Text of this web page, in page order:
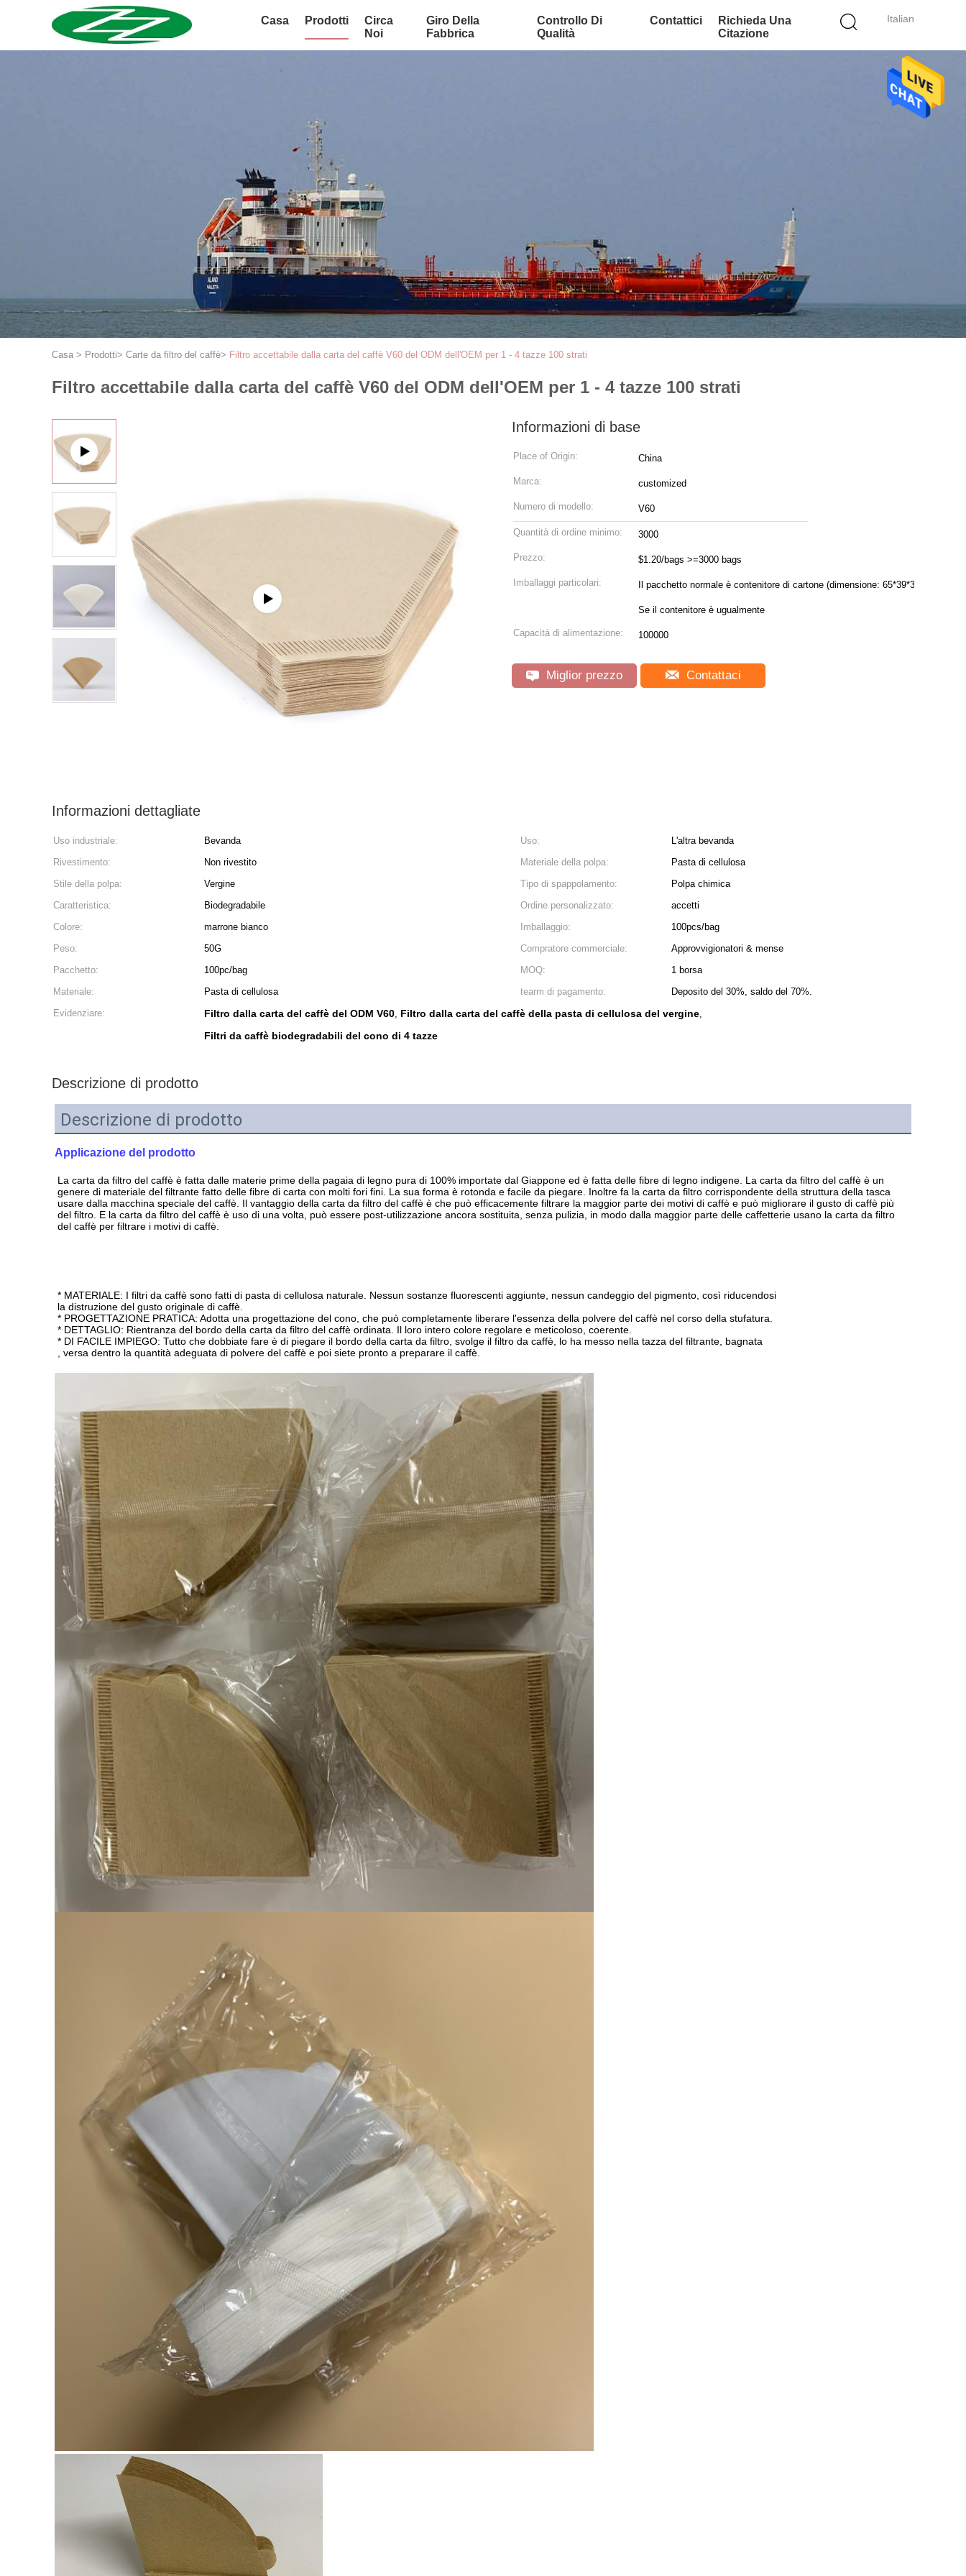
Italian
Casa Prodotti
Circa
Noi
Giro Della
Fabbrica
Controllo Di
Qualità
Contattici
Richieda Una
Citazione
Casa > Prodotti> Carte da filtro del caffè> Filtro accettabile dalla carta del caffè V60 del ODM dell'OEM per 1 - 4 tazze 100 strati
Filtro accettabile dalla carta del caffè V60 del ODM dell'OEM per 1 - 4 tazze 100 strati
Informazioni di base
Place of Origin: China
Marca: customized
Numero di modello: V60
Quantità di ordine minimo: 3000
Prezzo: $1.20/bags >=3000 bags
Imballaggi particolari: Il pacchetto normale è contenitore di cartone (dimensione: 65*39*39).
Se il contenitore è ugualmente
Capacità di alimentazione: 100000
Miglior prezzo Contattaci
Informazioni dettagliate
Uso industriale: Bevanda Uso:
L'altra bevanda
Rivestimento:
Non rivestito Materiale della polpa:
Pasta di cellulosa
Stile della polpa:
Vergine Tipo di spappolamento:
Polpa chimica
Caratteristica:
Biodegradabile Ordine personalizzato:
accetti
Colore:
marrone bianco Imballaggio:
100pcs/bag
Peso:
50G Compratore commerciale:
Approvvigionatori & mense
Pacchetto:
100pc/bag MOQ:
1 borsa
Materiale:
Pasta di cellulosa tearm di pagamento:
Deposito del 30%, saldo del 70%.
Evidenziare:
Filtro dalla carta del caffè del ODM V60, Filtro dalla carta del caffè della pasta di cellulosa del vergine,
Filtri da caffè biodegradabili del cono di 4 tazze
Descrizione di prodotto
Descrizione di prodotto
Applicazione del prodotto
La carta da filtro del caffè è fatta dalle materie prime della pagaia di legno pura di 100% importate dal Giappone ed è fatta delle fibre di legno indigene. La carta da filtro del caffè è un
genere di materiale del filtrante fatto delle fibre di carta con molti fori fini. La sua forma è rotonda e facile da piegare. Inoltre fa la carta da filtro corrispondente della struttura della tasca
usare dalla macchina speciale del caffè. Il vantaggio della carta da filtro del caffè è che può efficacemente filtrare la maggior parte dei motivi di caffè e può migliorare il gusto di caffè più
del filtro. E la carta da filtro del caffè è uso di una volta, può essere post-utilizzazione ancora sostituita, senza pulizia, in modo dalla maggior parte delle caffetterie usano la carta da filtro
del caffè per filtrare i motivi di caffè.
* MATERIALE: I filtri da caffè sono fatti di pasta di cellulosa naturale. Nessun sostanze fluorescenti aggiunte, nessun candeggio del pigmento, così riducendosi
la distruzione del gusto originale di caffè.
* PROGETTAZIONE PRATICA: Adotta una progettazione del cono, che può completamente liberare l'essenza della polvere del caffè nel corso della stufatura.
* DETTAGLIO: Rientranza del bordo della carta da filtro del caffè ordinata. Il loro intero colore regolare e meticoloso, coerente.
* DI FACILE IMPIEGO: Tutto che dobbiate fare è di piegare il bordo della carta da filtro, svolge il filtro da caffè, lo ha messo nella tazza del filtrante, bagnata
, versa dentro la quantità adeguata di polvere del caffè e poi siete pronto a preparare il caffè.